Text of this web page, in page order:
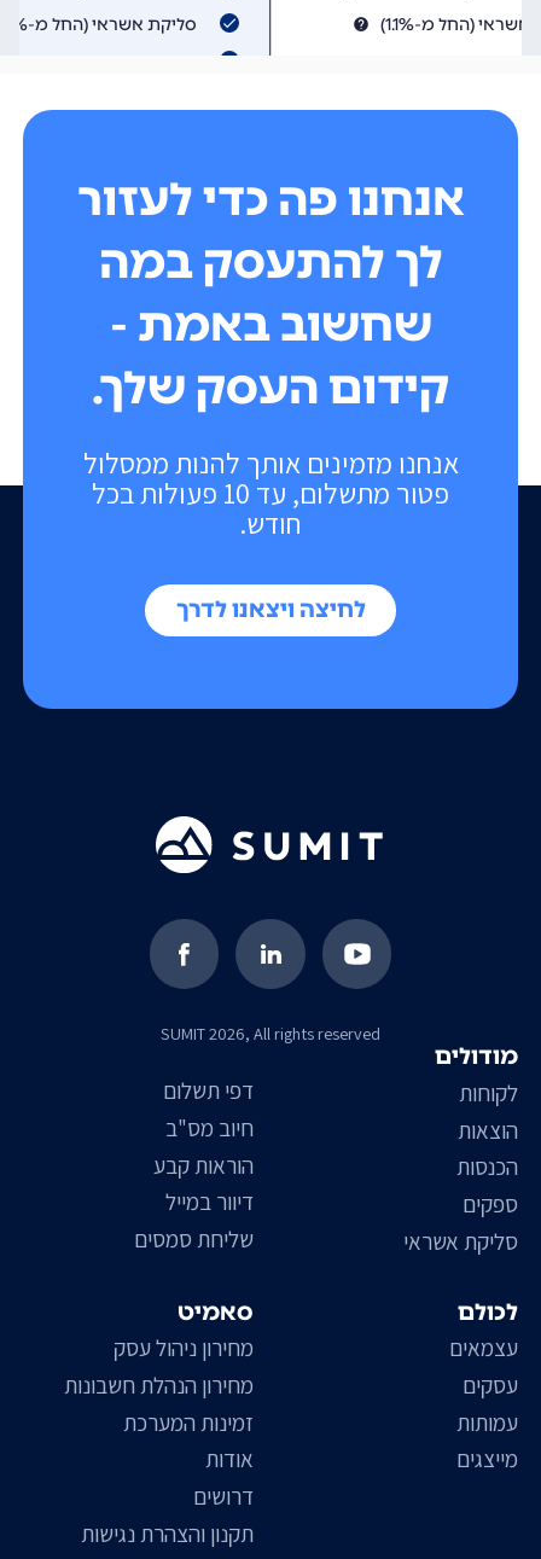
אנחנו מזמינים אותך להנות ממסלול
פטור מתשלום, עד 10 פעולות בכל
חודש.
לחיצה ויצאנו לדרך
אנחנו פה כדי לעזור
לך להתעסק במה
שחשוב באמת -
קידום העסק שלך.
SUMIT 2026, All rights reserved
סאמיט
מחירון ניהול עסק
מחירון הנהלת חשבונות
זמינות המערכת
אודות
דרושים
תקנון והצהרת נגישות
דפי תשלום
חיוב מס"ב
הוראות קבע
דיוור במייל
שליחת סמסים
מודולים
לקוחות
הוצאות
הכנסות
ספקים
סליקת אשראי
לכולם
עצמאים
עסקים
עמותות
מייצגים